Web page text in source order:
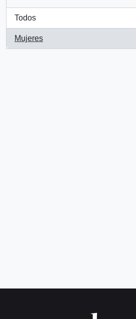
Todos
Mujeres
, 1 resultados